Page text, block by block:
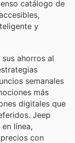
catálogo de
y
ahorros al
semanales
más
digitales que
Jeep
línea,
con